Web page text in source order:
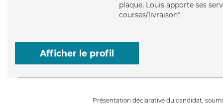
plaque, Louis apporte ses
courses/livraison*
Afficher le profil
Présentation déclarative du candidat,